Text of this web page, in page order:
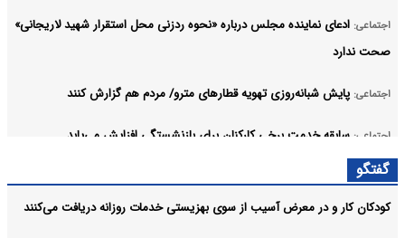
اجتماعی: ادعای نماینده مجلس درباره «نحوه ردزنی محل استقرار شهید لاریجانی»
صحت ندارد
اجتماعی: پایش شبانه‌روزی تهویه قطارهای مترو/ مردم هم گزارش کنند
اجتماعی: سابقه خدمت برخی کارکنان برای بازنشستگی افزایش می‌یابد
گفتگو
کودکان کار و در معرض آسیب از سوی بهزیستی خدمات روزانه دریافت می‌کنند